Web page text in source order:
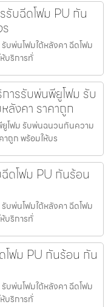
รับฉีดโฟม PU กัน
บพ่นโฟมใต้หลังคา ฉีดโฟม
บริการทั่
ารรับพ่นพียูโฟม รับ
งคา ราคาถูก
โฟม รับพ่นฉนวนกันความ
าถูก พร้อมให้บร
ดโฟม PU กันร้อน
บพ่นโฟมใต้หลังคา ฉีดโฟม
บริการทั่
ฟม PU กันร้อน กัน
บพ่นโฟมใต้หลังคา ฉีดโฟม
บริการทั่